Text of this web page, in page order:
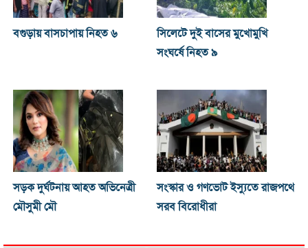
বগুড়ায় বাসচাপায় নিহত ৬
সিলেটে দুই বাসের মুখোমুখি
সংঘর্ষে নিহত ৯
সড়ক দুর্ঘটনায় আহত অভিনেত্রী
মৌসুমী মৌ
সংস্কার ও গণভোট ইস্যুতে রাজপথে
সরব বিরোধীরা